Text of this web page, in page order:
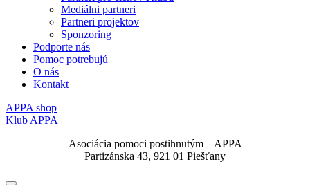
Mediálni partneri
Partneri projektov
Sponzoring
Podporte nás
Pomoc potrebujú
O nás
Kontakt
APPA shop
Klub APPA
Asociácia pomoci postihnutým – APPA
Partizánska 43, 921 01 Piešťany